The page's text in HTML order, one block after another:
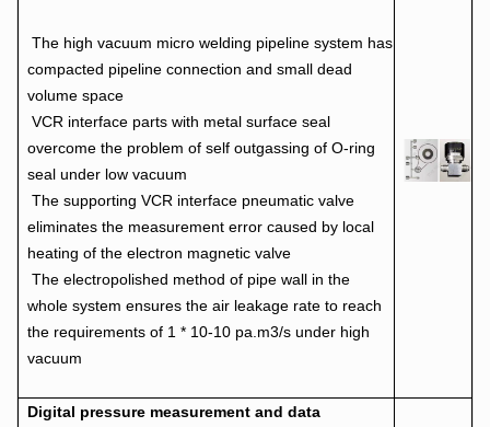
The high vacuum micro welding pipeline system has
compacted pipeline connection and small dead
volume space
VCR interface parts with metal surface seal
overcome the problem of self outgassing of O-ring
seal under low vacuum
The supporting VCR interface pneumatic valve
eliminates the measurement error caused by local
heating of the electron magnetic valve
The electropolished method of pipe wall in the
whole system ensures the air leakage rate to reach
the requirements of 1 * 10-10 pa.m3/s under high
vacuum
Digital pressure measurement and data